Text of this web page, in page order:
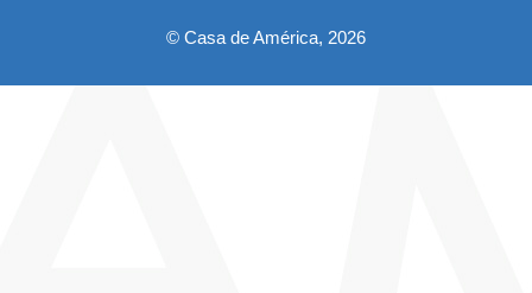
© Casa de América, 2026